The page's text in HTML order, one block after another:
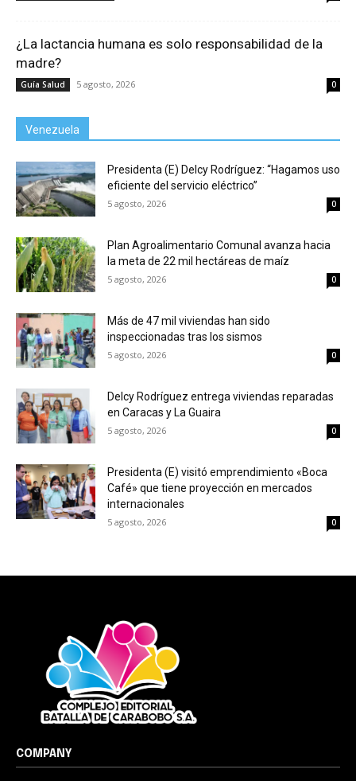
¿La lactancia humana es solo responsabilidad de la
madre?
Guía Salud 5 agosto, 2026 0
Venezuela
Presidenta (E) Delcy Rodríguez: “Hagamos uso
eficiente del servicio eléctrico”
5 agosto, 2026 0
Plan Agroalimentario Comunal avanza hacia
la meta de 22 mil hectáreas de maíz
5 agosto, 2026 0
Más de 47 mil viviendas han sido
inspeccionadas tras los sismos
5 agosto, 2026 0
Delcy Rodríguez entrega viviendas reparadas
en Caracas y La Guaira
5 agosto, 2026 0
Presidenta (E) visitó emprendimiento «Boca
Café» que tiene proyección en mercados
internacionales
5 agosto, 2026 0
COMPANY